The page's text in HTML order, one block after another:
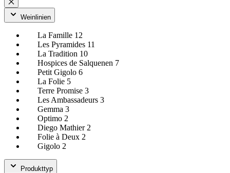
Weinlinien
La Famille 12
Les Pyramides 11
La Tradition 10
Hospices de Salquenen 7
Petit Gigolo 6
La Folie 5
Terre Promise 3
Les Ambassadeurs 3
Gemma 3
Optimo 2
Diego Mathier 2
Folie à Deux 2
Gigolo 2
Produkttyp